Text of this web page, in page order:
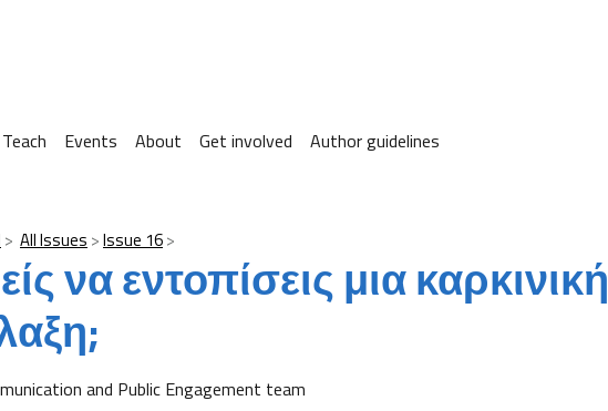
Teach Events About Get involved Author guidelines
All Issues Issue 16
να εντοπίσεις μια καρκινική
and Public Engagement team